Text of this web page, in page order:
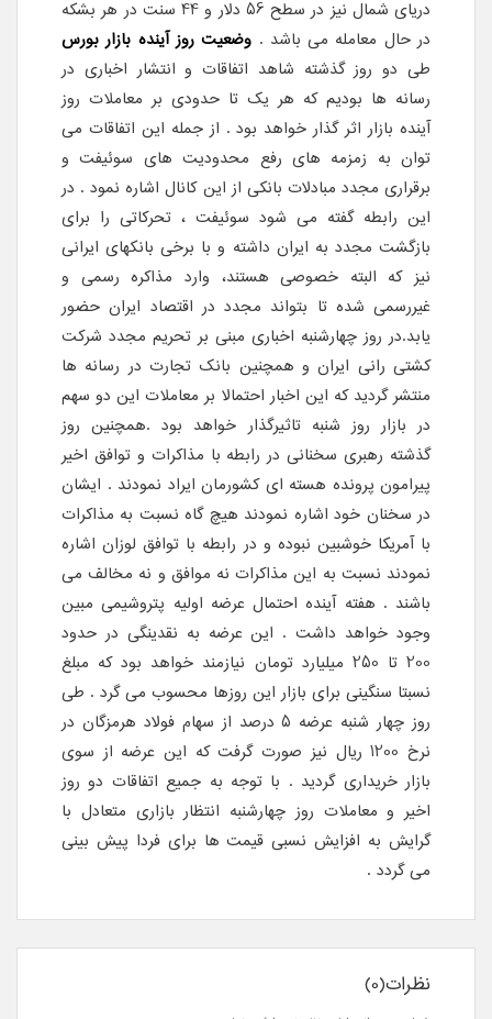
دریای شمال نیز در سطح 56 دلار و 44 سنت در هر بشکه
در حال معامله می باشد . وضعیت روز آینده بازار بورس
طی دو روز گذشته شاهد اتفاقات و انتشار اخباری در
رسانه ها بودیم که هر یک تا حدودی بر معاملات روز
آینده بازار اثر گذار خواهد بود . از جمله این اتفاقات می
توان به زمزمه های رفع محدودیت های سوئیفت و
برقراری مجدد مبادلات بانکی از این کانال اشاره نمود . در
این رابطه گفته می شود سوئیفت ، تحركاتی را برای
بازگشت مجدد به ایران داشته و با برخی بانكهای ایرانی
نیز که البته خصوصی هستند، وارد مذاكره رسمی و
غیررسمی شده تا بتواند مجدد در اقتصاد ایران حضور
یابد.در روز چهارشنبه اخباری مبنی بر تحریم مجدد شرکت
کشتی رانی ایران و همچنین بانک تجارت در رسانه ها
منتشر گردید که این اخبار احتمالا بر معاملات این دو سهم
در بازار روز شنبه تاثیرگذار خواهد بود .همچنین روز
گذشته رهبری سخنانی در رابطه با مذاکرات و توافق اخیر
پیرامون پرونده هسته ای کشورمان ایراد نمودند . ایشان
در سخنان خود اشاره نمودند هیچ گاه نسبت به مذاکرات
با آمریکا خوشبین نبوده و در رابطه با توافق لوزان اشاره
نمودند نسبت به این مذاکرات نه موافق و نه مخالف می
باشند . هفته آینده احتمال عرضه اولیه پتروشیمی مبین
وجود خواهد داشت . این عرضه به نقدینگی در حدود
200 تا 250 میلیارد تومان نیازمند خواهد بود که مبلغ
نسبتا سنگینی برای بازار این روزها محسوب می گرد . طی
روز چهار شنبه عرضه 5 درصد از سهام فولاد هرمزگان در
نرخ 1200 ریال نیز صورت گرفت که این عرضه از سوی
بازار خریداری گردید . با توجه به جمیع اتفاقات دو روز
اخیر و معاملات روز چهارشنبه انتظار بازاری متعادل با
گرایش به افزایش نسبی قیمت ها برای فردا پیش بینی
می گردد .
نظرات(0)